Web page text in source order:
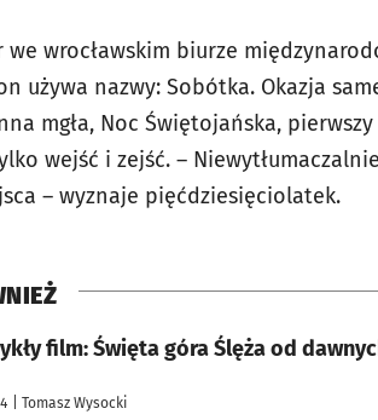
we wrocławskim biurze
używa nazwy: Sobótka. Okazja
mgła, Noc Świętojańska,
wejść i zejść. –
– wyznaje pięćdziesięciolatek.
film: Święta góra Ślęża od
| Tomasz Wysocki